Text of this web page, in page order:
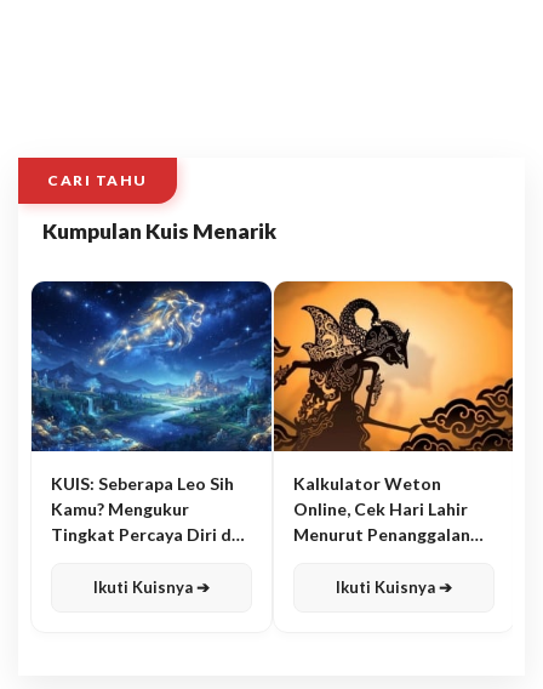
CARI TAHU
Kumpulan Kuis Menarik
KUIS: Seberapa Leo Sih
Kamu? Mengukur
Tingkat Percaya Diri dan
Ikuti Kuisnya ➔
Kalkulator Weton
Online, Cek Hari Lahir
Menurut Penanggalan
Ikuti Kuisnya ➔